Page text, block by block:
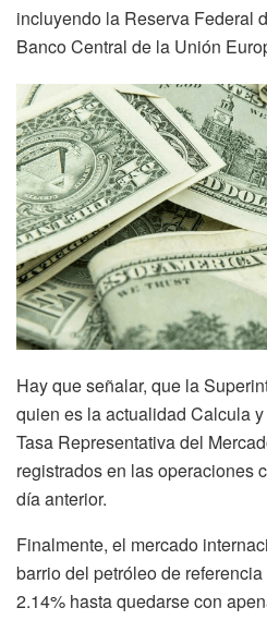
incluyendo la Reserva Federal
Banco Central de la Unión
Hay que señalar, que la
quien es la actualidad Calcula
Tasa Representativa del
registrados en las operaciones
día anterior.
Finalmente, el mercado
barrio del petróleo de
2.14% hasta quedarse con